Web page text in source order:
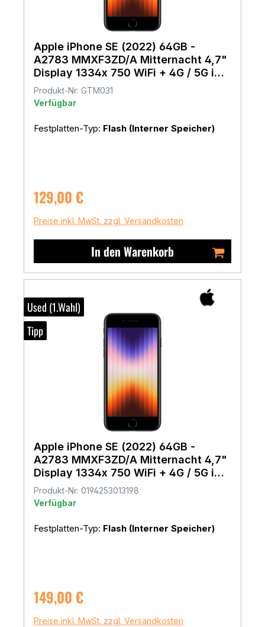
Apple iPhone SE (2022) 64GB -
A2783 MMXF3ZD/A Mitternacht 4,7"
Display 1334x 750 WiFi + 4G / 5G iOS
17
Produkt-Nr: GTM031
Verfügbar
Festplatten-Typ: Flash (Interner Speicher)
Regulärer Preis:
129,00 €
Preise inkl. MwSt. zzgl. Versandkosten
In den Warenkorb
Used (1.Wahl)
Tipp
Apple iPhone SE (2022) 64GB -
A2783 MMXF3ZD/A Mitternacht 4,7"
Display 1334x 750 WiFi + 4G / 5G iOS
17 (mit OVP)
Produkt-Nr: 0194253013198
Verfügbar
Festplatten-Typ: Flash (Interner Speicher)
Regulärer Preis:
149,00 €
Preise inkl. MwSt. zzgl. Versandkosten